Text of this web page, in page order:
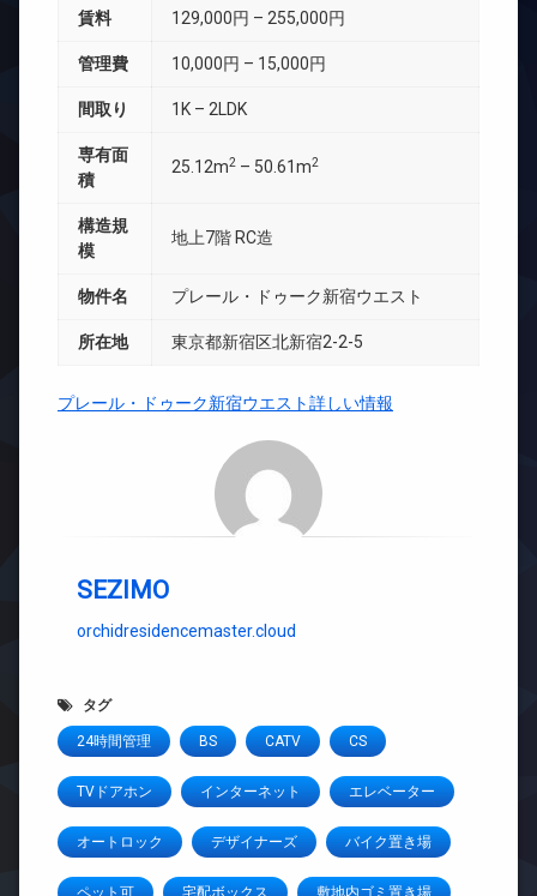
賃料 129,000円 – 255,000円
管理費 10,000円 – 15,000円
間取り 1K – 2LDK
専有面
積
25.12m2 – 50.61m2
構造規
模
地上7階 RC造
物件名 プレール・ドゥーク新宿ウエスト
所在地 東京都新宿区北新宿2-2-5
プレール・ドゥーク新宿ウエスト詳しい情報
SEZIMO
orchidresidencemaster.cloud
タグ
24時間管理 BS CATV CS
TVドアホン インターネット エレベーター
オートロック デザイナーズ バイク置き場
ペット可 宅配ボックス 敷地内ゴミ置き場